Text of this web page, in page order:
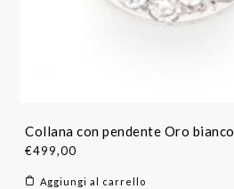
Collana con pendente Oro bianco
€499,00
Aggiungi al carrello